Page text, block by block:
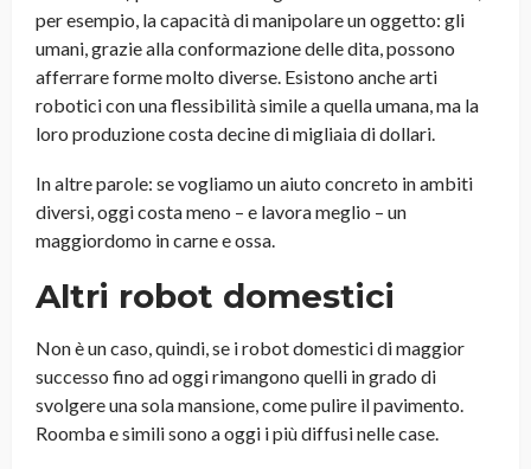
per esempio, la capacità di manipolare un oggetto: gli
umani, grazie alla conformazione delle dita, possono
afferrare forme molto diverse. Esistono anche arti
robotici con una flessibilità simile a quella umana, ma la
loro produzione costa decine di migliaia di dollari.
In altre parole: se vogliamo un aiuto concreto in ambiti
diversi, oggi costa meno – e lavora meglio – un
maggiordomo in carne e ossa.
Altri robot domestici
Non è un caso, quindi, se i robot domestici di maggior
successo fino ad oggi rimangono quelli in grado di
svolgere una sola mansione, come pulire il pavimento.
Roomba e simili sono a oggi i più diffusi nelle case.